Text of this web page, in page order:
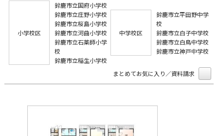
小学校区
鈴鹿市立国府小学校
鈴鹿市立庄野小学校
鈴鹿市立桜島小学校
鈴鹿市立河曲小学校
鈴鹿市立石薬師小学
校
鈴鹿市立稲生小学校
中学校区
鈴鹿市立平田野中学
校
鈴鹿市立白子中学校
鈴鹿市立白鳥中学校
鈴鹿市立神戸中学校
まとめてお気に入り／資料請求